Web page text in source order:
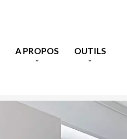
A PROPOS OUTILS